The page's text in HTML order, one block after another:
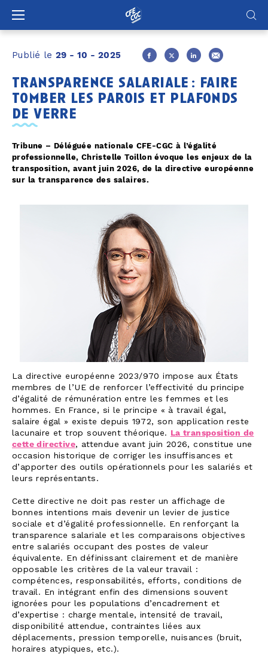
Publié le 29 - 10 - 2025
transparence salariale : faire
tomber les parois et plafonds
de verre
Tribune – Déléguée nationale CFE-CGC à l’égalité
professionnelle, Christelle Toillon évoque les enjeux de la
transposition, avant juin 2026, de la directive européenne
sur la transparence des salaires.
La directive européenne 2023/970 impose aux États
membres de l’UE de renforcer l’effectivité du principe
d’égalité de rémunération entre les femmes et les
hommes. En France, si le principe « à travail égal,
salaire égal » existe depuis 1972, son application reste
lacunaire et trop souvent théorique. La transposition de
cette directive, attendue avant juin 2026, constitue une
occasion historique de corriger les insuffisances et
d’apporter des outils opérationnels pour les salariés et
leurs représentants.
Cette directive ne doit pas rester un affichage de
bonnes intentions mais devenir un levier de justice
sociale et d’égalité professionnelle. En renforçant la
transparence salariale et les comparaisons objectives
entre salariés occupant des postes de valeur
équivalente. En définissant clairement et de manière
opposable les critères de la valeur travail :
compétences, responsabilités, efforts, conditions de
travail. En intégrant enfin des dimensions souvent
ignorées pour les populations d’encadrement et
d’expertise : charge mentale, intensité de travail,
disponibilité attendue, contraintes liées aux
déplacements, pression temporelle, nuisances (bruit,
horaires atypiques, etc.).
Panneau de gestion des cookies